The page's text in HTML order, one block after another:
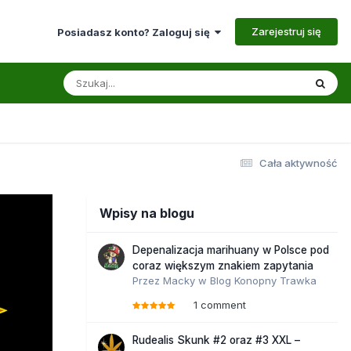
Posiadasz konto? Zaloguj się Zarejestruj się
Cała aktywność
Wpisy na blogu
Depenalizacja marihuany w Polsce pod
coraz większym znakiem zapytania
Przez Macky w Blog Konopny Trawka
1 comment
Rudealis Skunk #2 oraz #3 XXL –